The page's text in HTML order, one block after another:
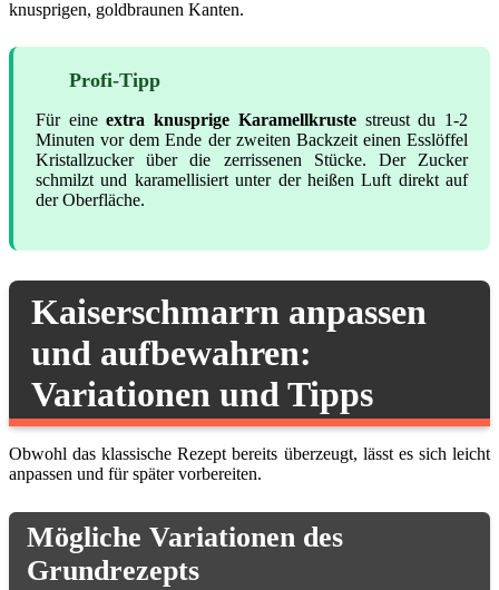
knusprigen, goldbraunen Kanten.
Profi-Tipp
Für eineextra knusprige Karamellkrustestreust du 1-2
Minuten vor dem Ende der zweiten Backzeit einen Esslöffel
Kristallzucker über die zerrissenen Stücke. Der Zucker
schmilzt und karamellisiert unter der heißen Luft direkt auf
der Oberfläche.
Kaiserschmarrn anpassen
und aufbewahren:
Variationen und Tipps
Obwohl das klassische Rezept bereits überzeugt, lässt es sich leicht
anpassen und für später vorbereiten.
Mögliche Variationen des
Grundrezepts